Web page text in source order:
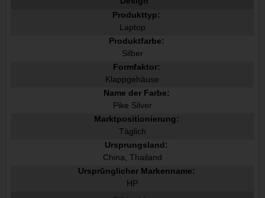
Produkttyp:
Laptop
Produktfarbe:
Silber
Formfaktor:
Klappgehäuse
Name der Farbe:
Pike Silver
Marktpositionierung:
Täglich
Ursprungsland:
China, Thailand
Ursprünglicher Markenname:
HP